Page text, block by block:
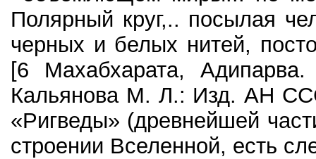
Полярный круг,.. посылая
черных и белых нитей,
[6 Махабхарата,
Кальянова М. Л.: Изд. АН
«Ригведы» (древнейшей
строении Вселенной, есть